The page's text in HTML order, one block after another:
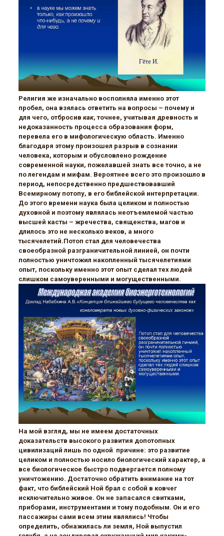
Религия же изначально восполняла именно этот
пробел, она взялась ответить на вопросы – почему и
для чего, отбросив как, точнее, учитывая древность и
недоказанность процесса образования форм,
перевела его в мифологическую область. Именно
благодаря этому произошел разрыв в сознании
человека, которым и обусловлено рождение
современной науки, пожелавшей знать все точно, а не
по легендам и мифам. Вероятнее всего это произошло в
период, непосредственно предшествовавший
Всемирному потопу, в его библейской интерпретации.
До этого времени наука была целиком и полностью
духовной и поэтому являлась неотъемлемой частью
высшей касты – жречества, священства, магов и
длилось это не несколько веков, а много
тысячелетий.Потоп стал для человечества
своеобразной разграничительной линией, он почти
полностью уничтожил накопленный тысячелетиями
опыт, поскольку именно этот опыт сделал тех людей
слишком самоуверенными и могущественными.
На мой взгляд, мы не имеем достаточных
доказательств высокого развития допотопных
цивилизаций лишь по одной причине: это развитие
целиком и полностью носило биологический характер, а
все биологическое быстро подвергается полному
уничтожению. Достаточно обратить внимание на тот
факт, что библейский Ной брал с собой в ковчег
исключительно живое. Он не запасался свитками,
приборами, инструментами и тому подобным. Он и его
пассажиры сами всем этим являлись! Чтобы
определить, обнажилась ли земля, Ной выпустил